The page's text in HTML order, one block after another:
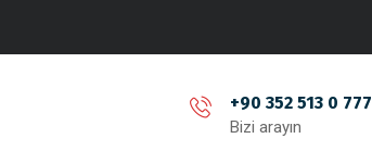
+90 352 513 0 777
Bizi arayın